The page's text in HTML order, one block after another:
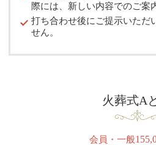
際には、新しい内容でのご案
打ち合わせ後にご提示いただ
せん。
火葬式A
会員・一般